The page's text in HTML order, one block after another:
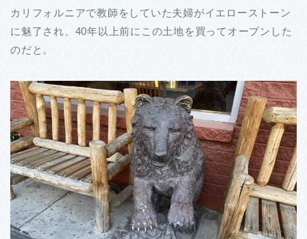
カリフォルニアで教師をしていた夫婦がイエローストーン
に魅了され、40年以上前にこの土地を買ってオープンした
のだと。